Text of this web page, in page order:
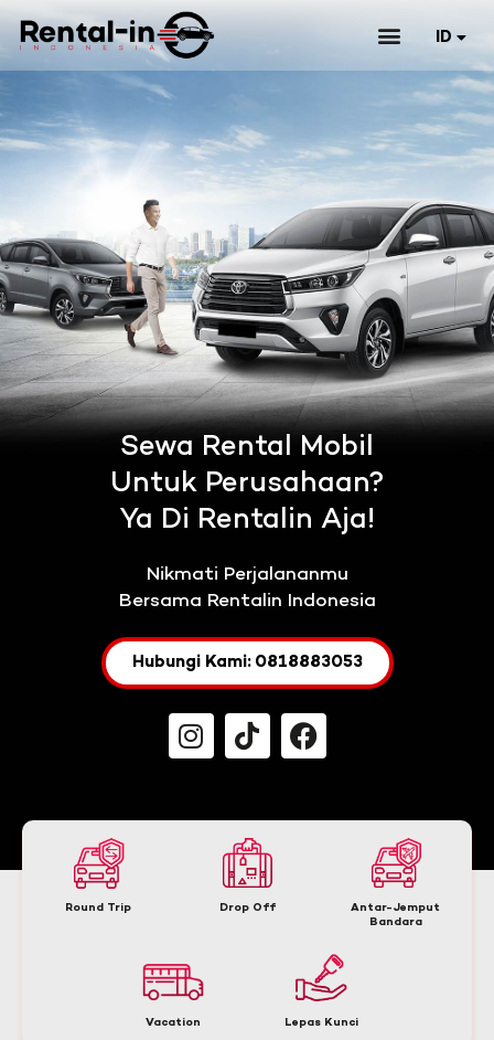
ID
EN
Sewa Rental Mobil
Untuk Perusahaan?
Ya Di Rentalin Aja!
Nikmati Perjalananmu
Bersama Rentalin Indonesia
Hubungi Kami: 0818883053
Round Trip Drop Off
Antar-Jemput
Bandara
Vacation Lepas Kunci